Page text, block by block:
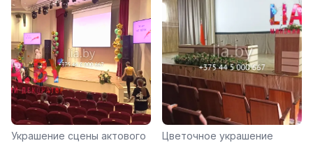
Украшение сцены актового
Цветочное украшение